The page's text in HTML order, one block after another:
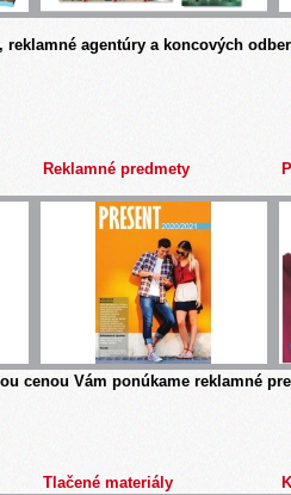
reklamné agentúry a koncových
Reklamné predmety
cenou Vám ponúkame reklamné
Tlačené materiály